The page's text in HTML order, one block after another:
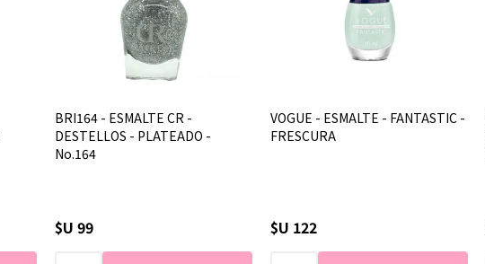
BRI164 - ESMALTE CR -
DESTELLOS - PLATEADO -
No.164
$U 99
VOGUE - ESMALTE - FANTASTIC -
FRESCURA
$U 122